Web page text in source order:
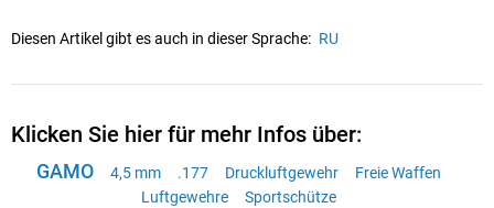
Diesen Artikel gibt es auch in dieser Sprache: RU
Klicken Sie hier für mehr Infos über:
GAMO 4,5 mm .177 Druckluftgewehr
Freie Waffen
Luftgewehre
Sportschütze